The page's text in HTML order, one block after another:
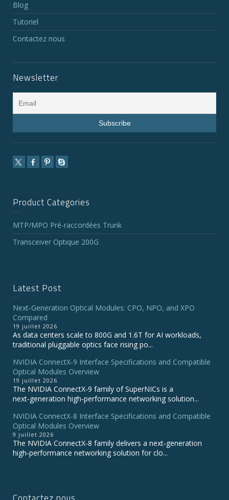
Blog
Tutoriel
Contactez nous
Newsletter
Product Categories
MTP/MPO Pré-raccordées Trunk
Transceiver Optique 200G
Latest Post
Next-Generation Optical Modules: CPO, NPO, and XPO
Compared
19 juillet 2026
As data centers scale to 800G and 1.6T for AI workloads,
traditional pluggable optics face rising po...
NVIDIA ConnectX‑9 Interface Specifications and Compatible
Optical Modules Overview
19 juillet 2026
The NVIDIA ConnectX‑9 family of SuperNICs is a
next‑generation high‑performance networking solution...
NVIDIA ConnectX-8 Interface Specifications and Compatible
Optical Modules Overview
9 juillet 2026
The NVIDIA ConnectX‑8 family delivers a next‑generation
high‑performance networking solution for clo...